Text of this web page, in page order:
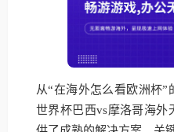
从“在海外怎么看欧洲杯
世界杯巴西vs摩洛哥海外